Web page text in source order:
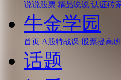
说说股票 精品说说 认证砖
牛金学园
首页 A股特战课 股票提高班
话题